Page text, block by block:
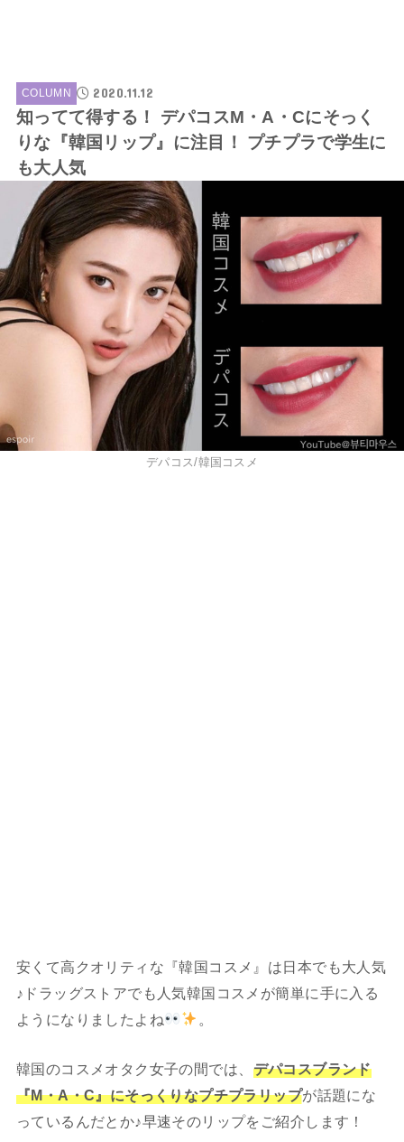
COLUMN 2020.11.12
知ってて得する！ デパコスM・A・Cにそっく
りな『韓国リップ』に注目！ プチプラで学生に
も大人気
デパコス/韓国コスメ
安くて高クオリティな『韓国コスメ』は日本でも大人気
♪ドラッグストアでも人気韓国コスメが簡単に手に入る
ようになりましたよね
。
韓国のコスメオタク女子の間では、 デパコスブランド
『M・A・C』にそっくりなプチプラリップが話題にな
っているんだとか♪早速そのリップをご紹介します！